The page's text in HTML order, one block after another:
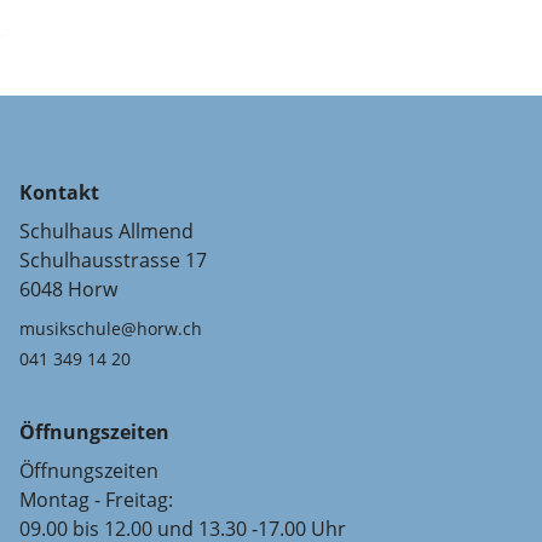
Kontakt
Schulhaus Allmend
Schulhausstrasse 17
6048 Horw
musikschule@horw.ch
041 349 14 20
Öffnungszeiten
Öffnungszeiten
Montag - Freitag:
09.00 bis 12.00 und 13.30 -17.00 Uhr